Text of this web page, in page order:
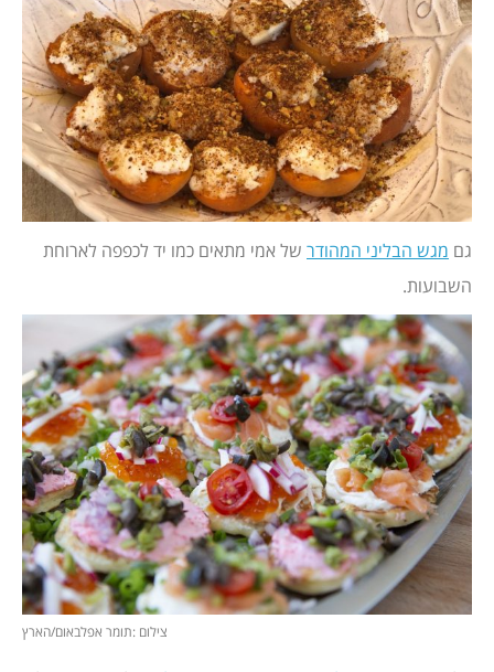
גם מגש הבליני המהודר של אמי מתאים כמו יד לכפפה לארוחת
השבועות.
צילום :תומר אפלבאום/הארץ